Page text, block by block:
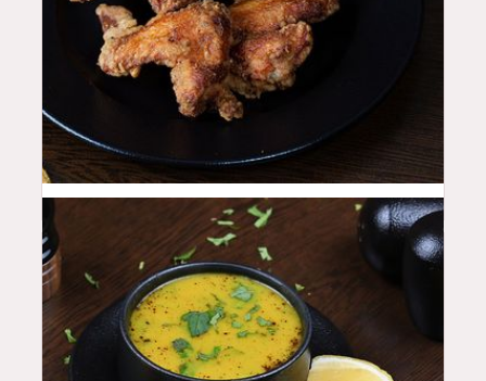
QAR 18